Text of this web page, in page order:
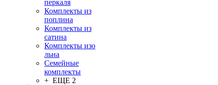
перкаля
Комплекты из
поплина
Комплекты из
сатина
Комплекты изо
льна
Семейные
комплекты
+ ЕЩЕ 2